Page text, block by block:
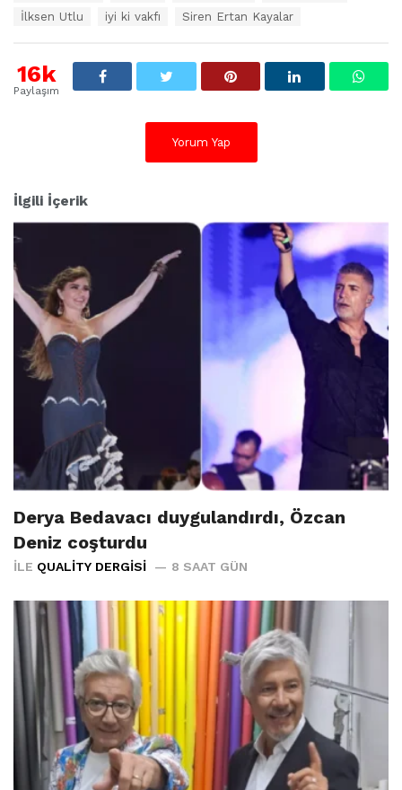
t
l
İlksen Utlu iyi ki vakfı Siren Ertan Kayalar
16k
Paylaşım
Yorum Yap
İlgili İçerik
Derya Bedavacı duygulandırdı, Özcan
Deniz coşturdu
İLE QUALITY DERGISI 8 SAAT GÜN